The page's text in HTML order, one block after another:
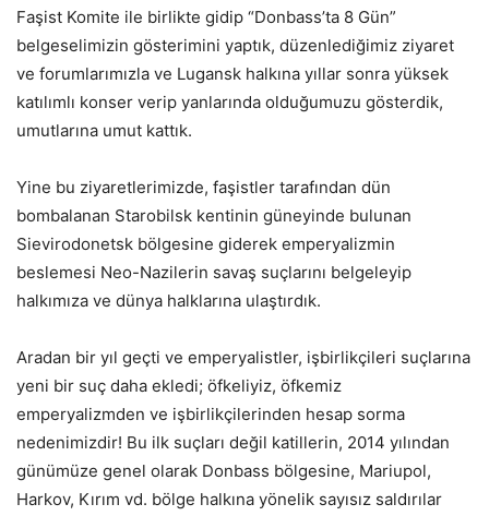
Faşist Komite ile birlikte gidip “Donbass’ta 8 Gün”
belgeselimizin gösterimini yaptık, düzenlediğimiz ziyaret
ve forumlarımızla ve Lugansk halkına yıllar sonra yüksek
katılımlı konser verip yanlarında olduğumuzu gösterdik,
umutlarına umut kattık.
Yine bu ziyaretlerimizde, faşistler tarafından dün
bombalanan Starobilsk kentinin güneyinde bulunan
Sievirodonetsk bölgesine giderek emperyalizmin
beslemesi Neo-Nazilerin savaş suçlarını belgeleyip
halkımıza ve dünya halklarına ulaştırdık.
Aradan bir yıl geçti ve emperyalistler, işbirlikçileri suçlarına
yeni bir suç daha ekledi; öfkeliyiz, öfkemiz
emperyalizmden ve işbirlikçilerinden hesap sorma
nedenimizdir! Bu ilk suçları değil katillerin, 2014 yılından
günümüze genel olarak Donbass bölgesine, Mariupol,
Harkov, Kırım vd. bölge halkına yönelik sayısız saldırılar